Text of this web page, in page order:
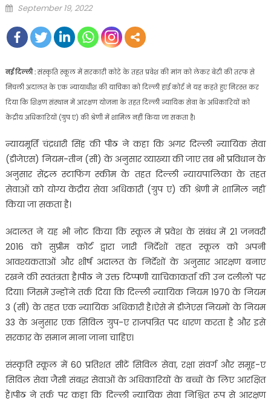
Posted
September 19, 2022
नई दिल्ली :संस्कृति स्कूल में सरकारी कोटे के तहत प्रवेश की मांग काे लेकर बेटी की तरफ से
निचली अदालत के एक न्यायाधीश की याचिका को दिल्ली हाई कोर्ट ने यह कहते हुए निरस्त कर
दिया कि शिक्षण संस्थान में आरक्षण योजना के तहत दिल्ली न्यायिक सेवा के अधिकारियों को
केंद्रीय अधिकारियों (ग्रुप ए) की श्रेणी में शामिल नहीं किया जा सकता है।
न्यायमूर्ति चंद्रधारी सिंह की पीठ ने कहा कि अगर दिल्ली न्यायिक सेवा
(डीजेएस) नियम-तीन (सी) के अनुसार व्याख्या की जाए तब भी प्रविधान के
अनुसार सेंट्रल स्टाफिंग स्कीम के तहत दिल्ली न्यायपालिका के तहत
सेवाओं को योग्य केंद्रीय सेवा अधिकारी (ग्रुप ए) की श्रेणी में शामिल नहीं
किया जा सकता है।
अदालत ने यह भी नोट किया कि स्कूल में प्रवेश के संबंध में 21 जनवरी
2016 को सुप्रीम कोर्ट द्वारा जारी निर्देशों तहत स्कूल को अपनी
आवश्यकताओं और शीर्ष अदालत के निर्देशों के अनुसार आरक्षण बनाए
रखने की स्वतंत्रता है।पीठ ने उक्त टिप्पणी याचिकाकर्ता की उन दलीलों पर
दिया। जिसमें उन्होंने तर्क दिया कि दिल्ली न्यायिक नियम 1970 के नियम
3 (सी) के तहत एक न्यायिक अधिकारी है।ऐसे में डीजेएस नियमों के नियम
33 के अनुसार एक सिविल ग्रुप-ए राजपत्रित पद धारण करता है और इसे
सरकार के समान माना जाना चाहिए।
संस्कृति स्कूल में 60 प्रतिशत सीटें सिविल सेवा, रक्षा संवर्ग और समूह-ए
सिविल सेवा जैसी संबद्ध सेवाओं के अधिकारियों के बच्चों के लिए आरक्षित
हैं।पीठ ने तर्क पर कहा कि दिल्ली न्यायिक सेवा निश्चित रूप से आरक्षण